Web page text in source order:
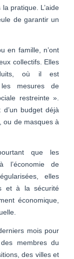
pratique. L’aide
de garantir un
en famille, n’ont
collectifs. Elles
où il est
les mesures de
restreinte ».
budget déjà
ou de masques à
que les
l’économie de
elles
et à la sécurité
économique,
mois pour
membres du
des villes et